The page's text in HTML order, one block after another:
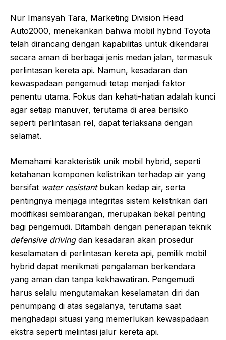
Nur Imansyah Tara, Marketing Division Head
Auto2000, menekankan bahwa mobil hybrid Toyota
telah dirancang dengan kapabilitas untuk dikendarai
secara aman di berbagai jenis medan jalan, termasuk
perlintasan kereta api. Namun, kesadaran dan
kewaspadaan pengemudi tetap menjadi faktor
penentu utama. Fokus dan kehati-hatian adalah kunci
agar setiap manuver, terutama di area berisiko
seperti perlintasan rel, dapat terlaksana dengan
selamat.
Memahami karakteristik unik mobil hybrid, seperti
ketahanan komponen kelistrikan terhadap air yang
bersifat water resistantbukan kedap air, serta
pentingnya menjaga integritas sistem kelistrikan dari
modifikasi sembarangan, merupakan bekal penting
bagi pengemudi. Ditambah dengan penerapan teknik
defensive drivingdan kesadaran akan prosedur
keselamatan di perlintasan kereta api, pemilik mobil
hybrid dapat menikmati pengalaman berkendara
yang aman dan tanpa kekhawatiran. Pengemudi
harus selalu mengutamakan keselamatan diri dan
penumpang di atas segalanya, terutama saat
menghadapi situasi yang memerlukan kewaspadaan
ekstra seperti melintasi jalur kereta api.